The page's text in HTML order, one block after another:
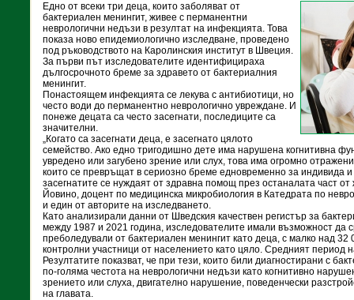
Едно от всеки три деца, които заболяват от
бактериален менингит, живее с перманентни
неврологични недъзи в резултат на инфекцията. Това
показа ново епидемиологично изследване, проведено
под ръководството на Каролинския институт в Швеция.
За първи път изследователите идентифицираха
дългосрочното бреме за здравето от бактериалния
менингит.
Понастоящем инфекцията се лекува с антибиотици, но
често води до перманентно неврологично увреждане. И
понеже децата са често засегнати, последиците са
значителни.
„Когато са засегнати деца, е засегнато цялото
семейство. Ако едно тригодишно дете има нарушена когнитивна
увредено или загубено зрение или слух, това има огромно
които се превръщат в сериозно бреме едновременно за индивида
засегнатите се нуждаят от здравна помощ през останалата част от
Йовино, доцент по медицинска микробиология в Катедрата по
и един от авторите на изследването.
Като анализирали данни от Шведския качествен регистър за
между 1987 и 2021 година, изследователите имали възможност да
преболедували от бактериален менингит като деца, с малко над 32
контролни участници от населението като цяло. Средният период
Резултатите показват, че при тези, които били диагностирани с
по-голяма честота на неврологични недъзи като когнитивно
зрението или слуха, двигателно нарушение, поведенчески
на главата.